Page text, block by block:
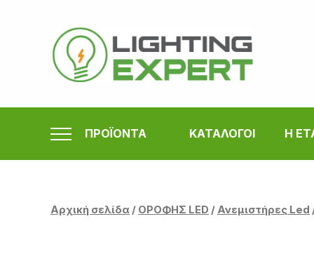
περιεχόμενο
ΠΡΟΪΟΝΤΑ ΚΑΤΑΛΟΓΟΙ Η
Αρχική σελίδα / ΟΡΟΦΗΣ LED / Ανεμιστήρες Led